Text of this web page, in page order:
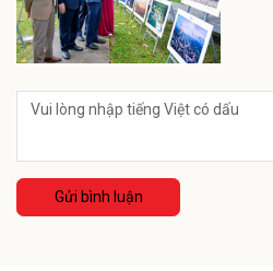
Gửi bình luận